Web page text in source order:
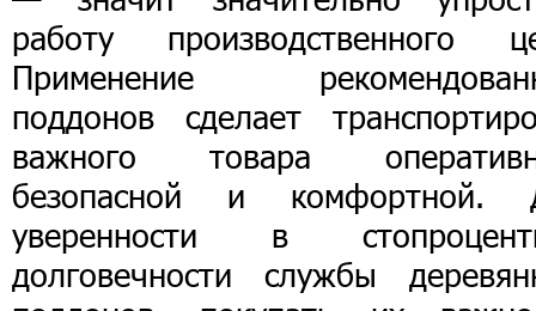
работу производственного
Применение
поддонов сделает
важного товара
безопасной и комфортной.
уверенности в
долговечности службы